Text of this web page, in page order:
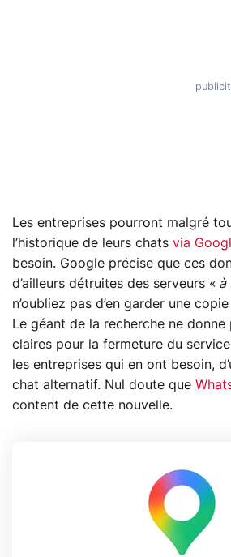
Les entreprises pourront malgré
l’historique de leurs chats via
besoin. Google précise que ces
d’ailleurs détruites des serveurs « à
n’oubliez pas d’en garder une
Le géant de la recherche ne
claires pour la fermeture du
les entreprises qui en ont besoin,
chat alternatif. Nul doute que
content de cette nouvelle.